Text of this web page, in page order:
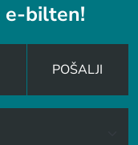
e-bilten!
POŠALJI